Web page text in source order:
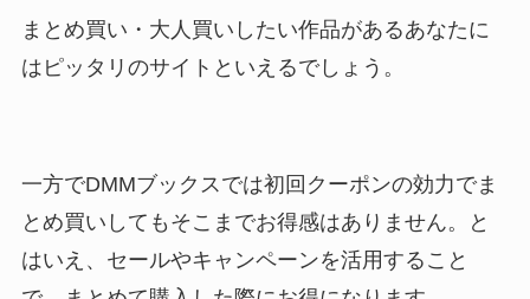
まとめ買い・大人買いしたい作品があるあなたに
はピッタリのサイトといえるでしょう。
一方でDMMブックスでは初回クーポンの効力でま
とめ買いしてもそこまでお得感はありません。と
はいえ、セールやキャンペーンを活用すること